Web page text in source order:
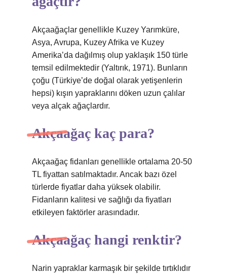
Akçaağaçlar genellikle Kuzey Yarımküre,
Asya, Avrupa, Kuzey Afrika ve Kuzey
Amerika’da dağılmış olup yaklaşık 150 türle
temsil edilmektedir (Yaltırık, 1971). Bunların
çoğu (Türkiye’de doğal olarak yetişenlerin
hepsi) kışın yapraklarını döken uzun çalılar
veya alçak ağaçlardır.
Akçaağaç kaç para?
Akçaağaç fidanları genellikle ortalama 20-50
TL fiyattan satılmaktadır. Ancak bazı özel
türlerde fiyatlar daha yüksek olabilir.
Fidanların kalitesi ve sağlığı da fiyatları
etkileyen faktörler arasındadır.
Akçaağaç hangi renktir?
Narin yapraklar karmaşık bir şekilde tırtıklıdır